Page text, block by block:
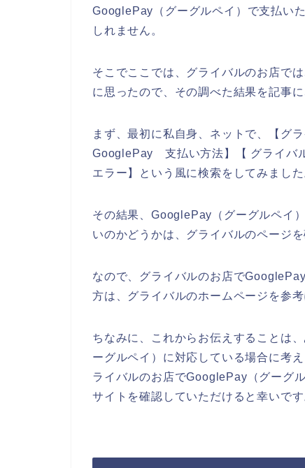
GooglePay（グーグルペイ）で支払い
しれません。
そこでここでは、グライバルのお店で
に思ったので、その調べた結果を記事に
まず、最初に私自身、ネットで、【グ
GooglePay 支払い方法】【 グライバ
エラー】という風に検索をしてみました
その結果、GooglePay（グーグルペイ
いのかどうかは、グライバルのページ
なので、グライバルのお店で
方は、グライバルのホームページを参
ちなみに、これからお伝えすることは
ーグルペイ）に対応している場合に考
ライバルのお店でGooglePay（グーグ
サイトを確認していただけると幸いです